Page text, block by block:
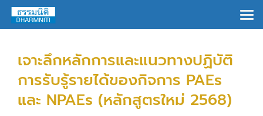
เจาะลึกหลักการและแนวทางปฏิบัติ
การรับรู้รายได้ของกิจการ PAEs
และ NPAEs (หลักสูตรใหม่ 2568)
×